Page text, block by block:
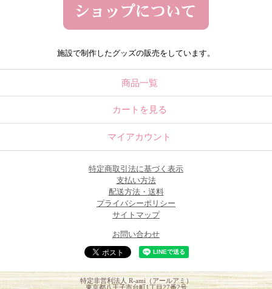
施設で制作したグッズの販売をしています。
商品一覧
カートを見る
マイアカウント
特定商取引法に基づく表示
支払い方法
配送方法・送料
プライバシーポリシー
サイトマップ
お問い合わせ
特定非営利法人 R-ami（アールアミ）
東京都八王子市台町1丁目27番2号